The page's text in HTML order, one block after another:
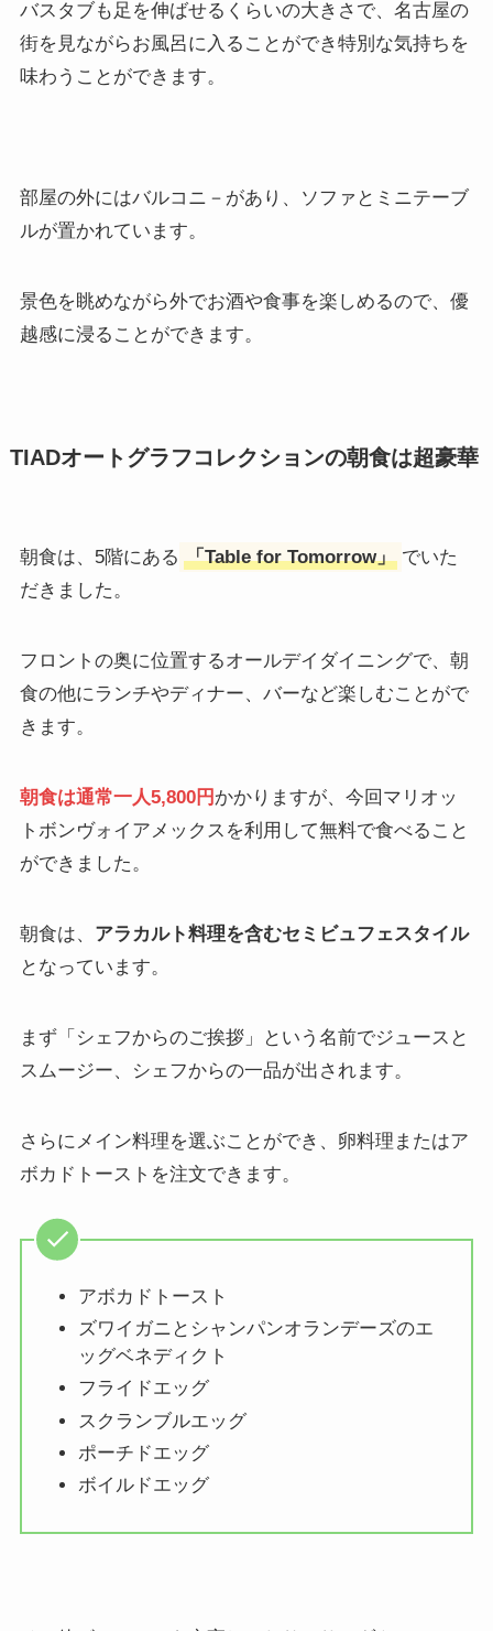
バスタブも足を伸ばせるくらいの大きさで、名古屋の
街を見ながらお風呂に入ることができ特別な気持ちを
味わうことができます。
部屋の外にはバルコニ－があり、ソファとミニテーブ
ルが置かれています。
景色を眺めながら外でお酒や食事を楽しめるので、優
越感に浸ることができます。
TIADオートグラフコレクションの朝食は超豪華
朝食は、5階にある 「Table for Tomorrow」 でいた
だきました。
フロントの奥に位置するオールデイダイニングで、朝
食の他にランチやディナー、バーなど楽しむことがで
きます。
朝食は通常一人5,800円 かかりますが、今回マリオッ
トボンヴォイアメックスを利用して無料で食べること
ができました。
朝食は、 アラカルト料理を含むセミビュフェスタイル
となっています。
まず「シェフからのご挨拶」という名前でジュースと
スムージー、シェフからの一品が出されます。
さらにメイン料理を選ぶことができ、卵料理またはア
ボカドトーストを注文できます。
アボカドトースト
ズワイガニとシャンパンオランデーズのエ
ッグベネディクト
フライドエッグ
スクランブルエッグ
ポーチドエッグ
ボイルドエッグ